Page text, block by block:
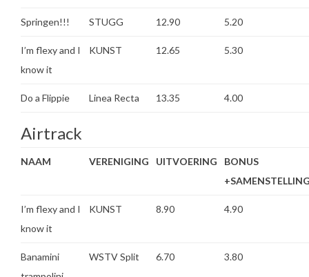
Springen!!! STUGG 12.90 5.20
I’m flexy and I
know it
KUNST 12.65 5.30
Do a Flippie Linea Recta 13.35 4.00
Airtrack
NAAM VERENIGING UITVOERING
BONUS
I’m flexy and I
know it
KUNST 8.90 4.90
Banamini
WSTV Split 6.70 3.80